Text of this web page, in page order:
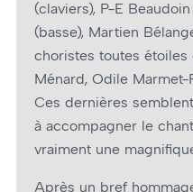
(claviers), P-E
(basse), Martien
choristes toutes
Ménard, Odile
Ces dernières
à accompagner le
vraiment une
Après un bref